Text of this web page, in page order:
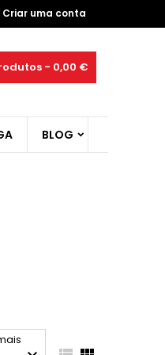
Criar uma conta
- 0,00 €
BLOG